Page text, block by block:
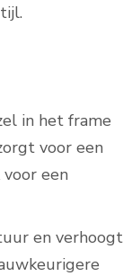
in het frame
voor een
een
en verhoogt